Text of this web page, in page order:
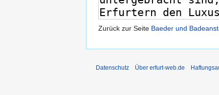
Zurück zur Seite Baeder und
Datenschutz Über erfurt-web.de